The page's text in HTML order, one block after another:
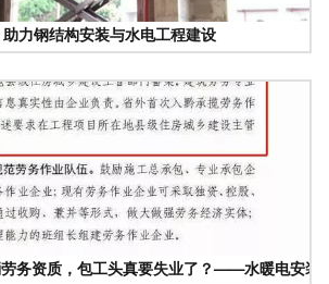
力钢结构安装与水电工程建设
务资质，包工头真要失业了？——水暖电安装